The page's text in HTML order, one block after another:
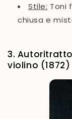
Stile: Toni
chiusa e
3.
violino (1872)